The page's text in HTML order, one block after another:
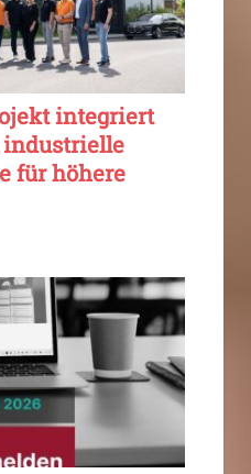
integriert
industrielle
für höhere